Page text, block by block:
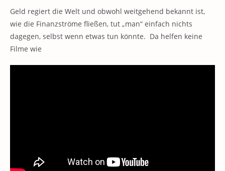
Geld regiert die Welt und obwohl weitgehend bekannt ist,
wie die Finanzströme fließen, tut „man“ einfach nichts
dagegen, selbst wenn etwas tun könnte. Da helfen keine
Filme wie